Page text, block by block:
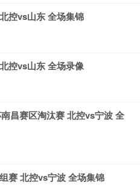
控vs山东 全场集锦
控vs山东 全场录像
昌赛区淘汰赛 北控vs宁波 全
赛 北控vs宁波 全场集锦